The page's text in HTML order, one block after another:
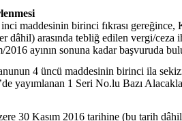
maddesinin birinci fıkrası
arasında tebliğ edilen vergi/
ayının sonuna kadar başvuruda
4 üncü maddesinin birinci ila
yayımlanan 1 Seri No.lu Bazı
30 Kasım 2016 tarihine (bu tarih